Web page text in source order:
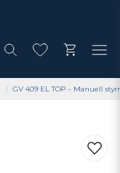
GV 409 EL TOP – Manuell